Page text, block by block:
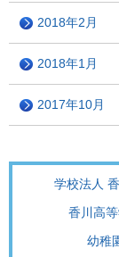
2018年2月
2018年1月
2017年10月
学校法人
香川高
幼稚